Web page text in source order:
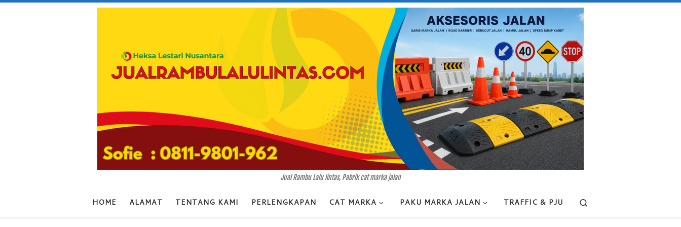
Jual Rambu Lalu lintas, Pabrik cat marka jalan
HOME ALAMAT TENTANG KAMI PERLENGKAPAN CAT MARKA PAKU MARKA JALAN TRAFFIC & PJU